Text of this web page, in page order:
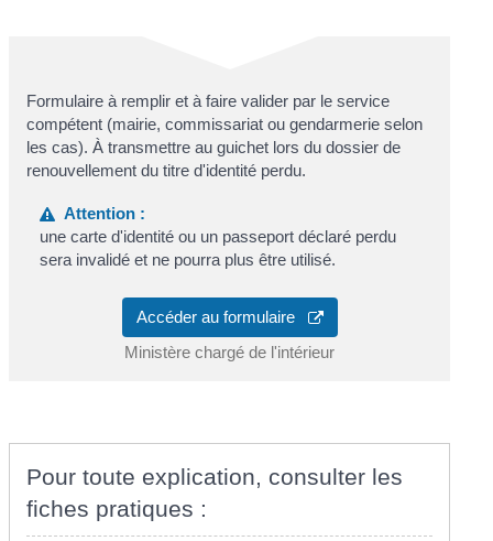
Formulaire à remplir et à faire valider par le service
compétent (mairie, commissariat ou gendarmerie selon
les cas). À transmettre au guichet lors du dossier de
renouvellement du titre d'identité perdu.
Attention :
une carte d'identité ou un passeport déclaré perdu
sera invalidé et ne pourra plus être utilisé.
Accéder au formulaire
Ministère chargé de l'intérieur
Pour toute explication, consulter les
fiches pratiques :